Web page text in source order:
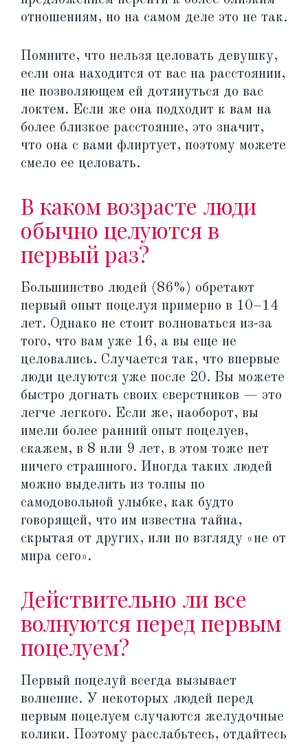
отношениям, но на самом деле это не так.
Помните, что нельзя целовать девушку,
если она находится от вас на расстоянии,
не позволяющем ей дотянуться до вас
локтем. Если же она подходит к вам на
более близкое расстояние, это значит,
что она с вами флиртует, поэтому можете
смело ее целовать.
В каком возрасте люди
обычно целуются в
первый раз?
Большинство людей (86%) обретают
первый опыт поцелуя примерно в 10–14
лет. Однако не стоит волноваться из-за
того, что вам уже 16, а вы еще не
целовались. Случается так, что впервые
люди целуются уже после 20. Вы можете
быстро догнать своих сверстников — это
легче легкого. Если же, наоборот, вы
имели более ранний опыт поцелуев,
скажем, в 8 или 9 лет, в этом тоже нет
ничего страшного. Иногда таких людей
можно выделить из толпы по
самодовольной улыбке, как будто
говорящей, что им известна тайна,
скрытая от других, или по взгляду «не от
мира сего».
Действительно ли все
волнуются перед первым
поцелуем?
Первый поцелуй всегда вызывает
волнение. У некоторых людей перед
первым поцелуем случаются желудочные
колики. Поэтому расслабьтесь, отдайтесь